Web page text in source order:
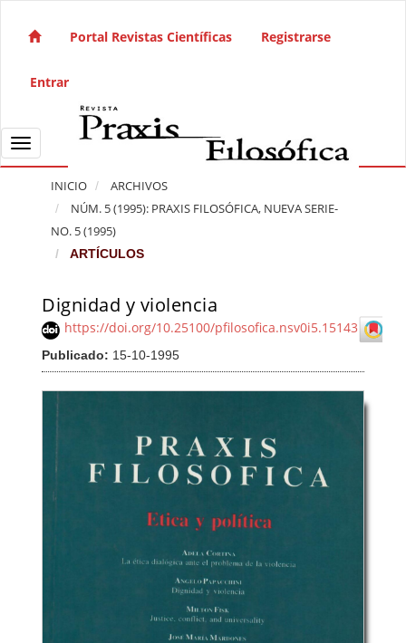
Navegación principal
Barra lateral
Portal Revistas Científicas Registrarse
Entrar
Toggle navigation
INICIO
ARCHIVOS
NÚM. 5 (1995): PRAXIS FILOSÓFICA, NUEVA SERIE-
NO. 5 (1995)
ARTÍCULOS
Dignidad y violencia
https://doi.org/10.25100/pfilosofica.nsv0i5.15143
Publicado: 15-10-1995
Barra lateral del artículo